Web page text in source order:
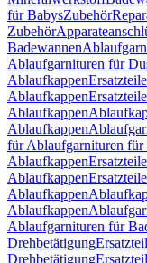
für BabysZubehör
Zubehör
Badewannen
Ablaufgarnituren für
Ablaufkappen
Ablaufkappen
Ablaufkappen
Ablaufkappen
für Ablaufgarnituren für
Ablaufkappen
Ablaufkappen
Ablaufkappen
Ablaufkappen
Ablaufgarnituren für
Drehbetätigung
Drehbetätigung